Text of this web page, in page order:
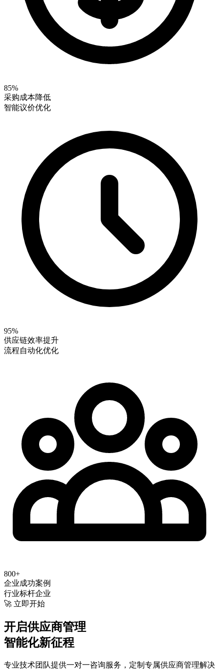
85%
采购成本降低
智能议价优化
95%
供应链效率提升
流程自动化优化
800+
企业成功案例
行业标杆企业
🚀 立即开始
开启供应商管理
智能化新征程
专业技术团队提供一对一咨询服务，定制专属供应商管理解决